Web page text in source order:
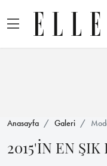
Anasayfa Galeri
2015'İN EN